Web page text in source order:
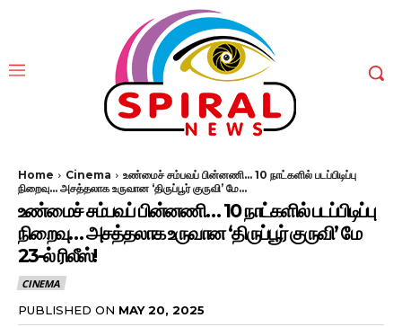
Home Cinema
உண்மைச் சம்பவப் பின்னணி... 10 நாட்களில் படப்பிடிப்பு
நிறைவு... அசத்தலாக உருவான ‘திருப்பூர் குருவி’ மே...
உண்மைச் சம்பவப் பின்னணி… 10 நாட்களில் படப்பிடிப்பு
நிறைவு… அசத்தலாக உருவான ‘திருப்பூர் குருவி’ மே
23-ல் ரிலீஸ்!
CINEMA
PUBLISHED ON MAY 20, 2025